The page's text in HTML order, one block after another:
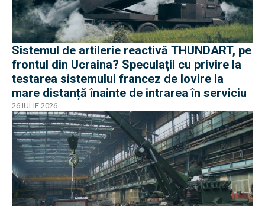
Sistemul de artilerie reactivă THUNDART, pe
frontul din Ucraina? Speculaţii cu privire la
testarea sistemului francez de lovire la
mare distanță înainte de intrarea în serviciu
26 IULIE 2026